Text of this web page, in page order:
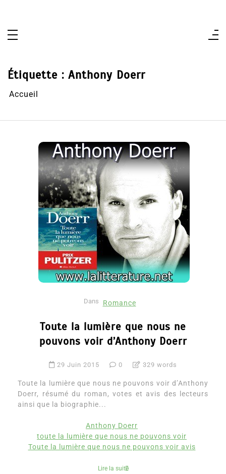
Étiquette : Anthony Doerr
Accueil
Dans Romance
Toute la lumière que nous ne
pouvons voir d’Anthony Doerr
29 Juin 2015 0 329 words
Toute la lumière que nous ne pouvons voir d’Anthony
Doerr, résumé du roman, votes et avis des lecteurs
ainsi que la biographie...
Anthony Doerr
toute la lumière que nous ne pouvons voir
Toute la lumière que nous ne pouvons voir avis
Lire la suite